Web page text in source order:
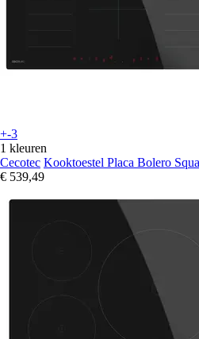
+-3
1 kleuren
Cecotec Kooktoestel Placa Bolero
€ 539,49